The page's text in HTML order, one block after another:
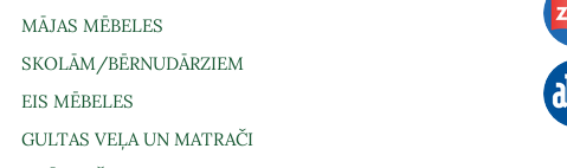
MĀJAS MĒBELES
SKOLĀM/BĒRNUDĀRZIEM
EIS MĒBELES
GULTAS VEĻA UN MATRAČI